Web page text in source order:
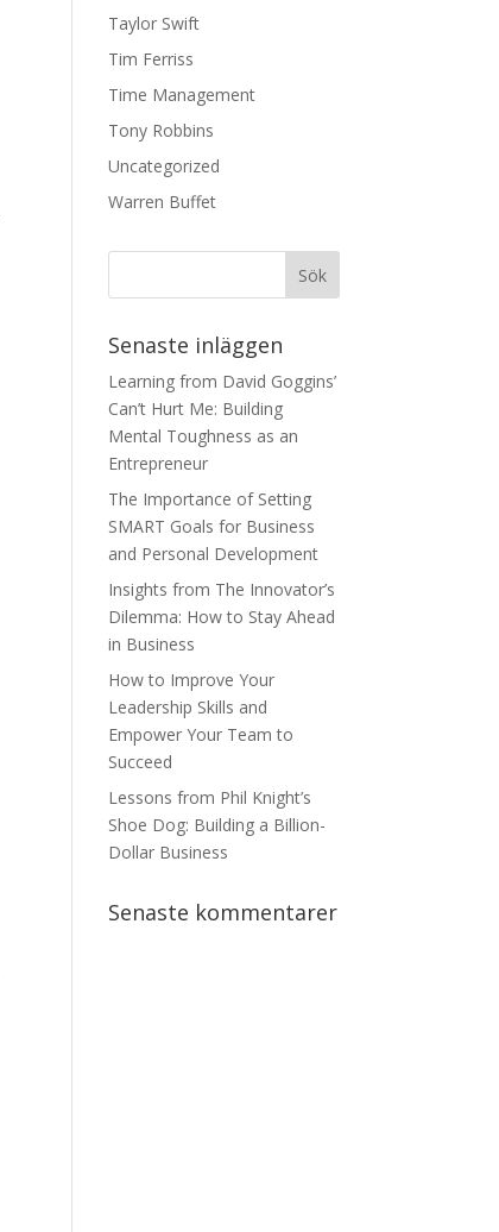
Taylor Swift
Tim Ferriss
Time Management
Tony Robbins
Uncategorized
Warren Buffet
Senaste inläggen
Learning from David Goggins’
Can’t Hurt Me: Building
Mental Toughness as an
Entrepreneur
The Importance of Setting
SMART Goals for Business
and Personal Development
Insights from The Innovator’s
Dilemma: How to Stay Ahead
in Business
How to Improve Your
Leadership Skills and
Empower Your Team to
Succeed
Lessons from Phil Knight’s
Shoe Dog: Building a Billion-
Dollar Business
Senaste kommentarer